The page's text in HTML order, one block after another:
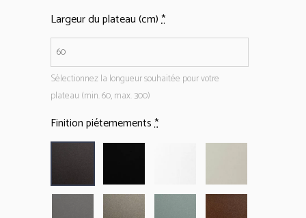
Largeur du plateau (cm)*
Sélectionnez la longueur souhaitée pour votre
plateau (min. 60, max. 300)
Finition piétemements*